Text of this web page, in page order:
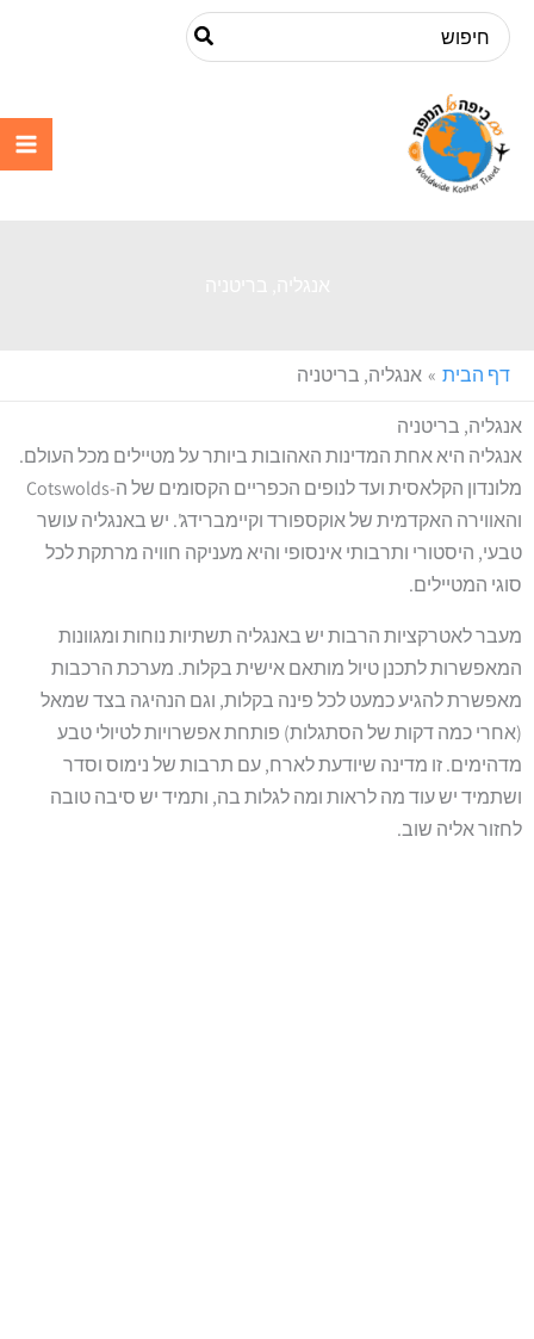
דילוג
לתוכן
Search
for:
דף הבית אנגליה, בריטניה
אנגליה, בריטניה
אנגליה היא אחת המדינות האהובות ביותר על מטיילים מכל העולם.
מלונדון הקלאסית ועד לנופים הכפריים הקסומים של ה-Cotswolds
והאווירה האקדמית של אוקספורד וקיימברידג'. יש באנגליה עושר
טבעי, היסטורי ותרבותי אינסופי והיא מעניקה חוויה מרתקת לכל
סוגי המטיילים.
מעבר לאטרקציות הרבות יש באנגליה תשתיות נוחות ומגוונות
המאפשרות לתכנן טיול מותאם אישית בקלות. מערכת הרכבות
מאפשרת להגיע כמעט לכל פינה בקלות, וגם הנהיגה בצד שמאל
(אחרי כמה דקות של הסתגלות) פותחת אפשרויות לטיולי טבע
מדהימים. זו מדינה שיודעת לארח, עם תרבות של נימוס וסדר
ושתמיד יש עוד מה לראות ומה לגלות בה, ותמיד יש סיבה טובה
לחזור אליה שוב.